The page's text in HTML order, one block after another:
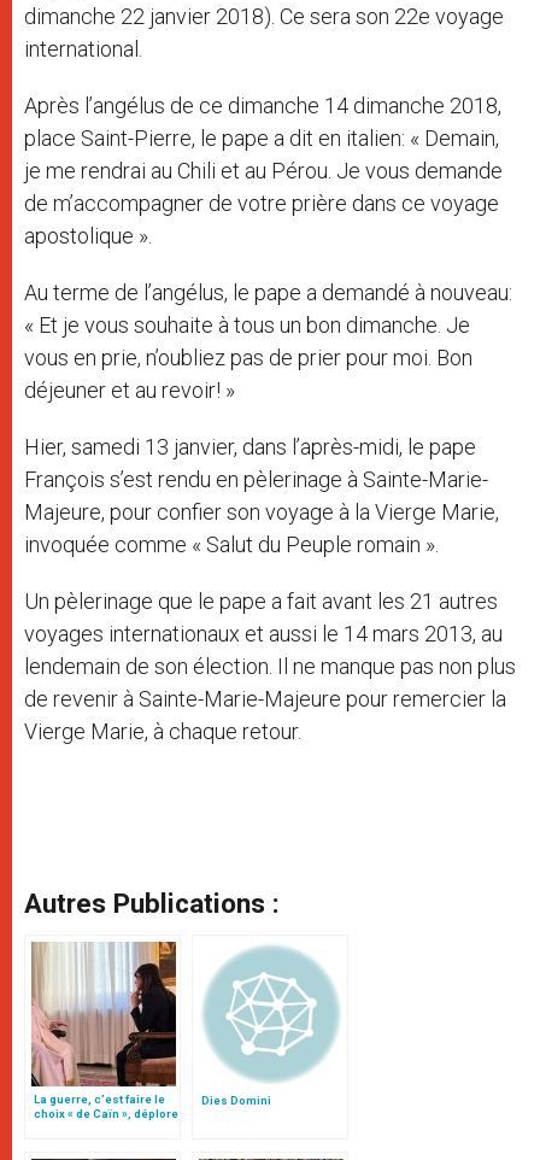
dimanche 22 janvier 2018). Ce sera son 22e voyage
international.
Après l’angélus de ce dimanche 14 dimanche 2018,
place Saint-Pierre, le pape a dit en italien: « Demain,
je me rendrai au Chili et au Pérou. Je vous demande
de m’accompagner de votre prière dans ce voyage
apostolique ».
Au terme de l’angélus, le pape a demandé à nouveau:
« Et je vous souhaite à tous un bon dimanche. Je
vous en prie, n’oubliez pas de prier pour moi. Bon
déjeuner et au revoir! »
Hier, samedi 13 janvier, dans l’après-midi, le pape
François s’est rendu en pèlerinage à Sainte-Marie-
Majeure, pour confier son voyage à la Vierge Marie,
invoquée comme « Salut du Peuple romain ».
Un pèlerinage que le pape a fait avant les 21 autres
voyages internationaux et aussi le 14 mars 2013, au
lendemain de son élection. Il ne manque pas non plus
de revenir à Sainte-Marie-Majeure pour remercier la
Vierge Marie, à chaque retour.
Autres Publications :
La guerre, c’est faire le
choix « de Caïn », déplore
Dies Domini